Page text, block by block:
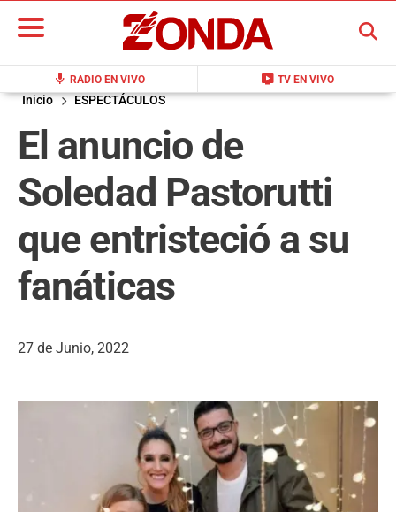
mic RADIO EN VIVO live_tv TV EN VIVO
BUSCAR
Inicio ESPECTÁCULOS
El anuncio de
Soledad Pastorutti
que entristeció a su
fanáticas
27 de Junio, 2022